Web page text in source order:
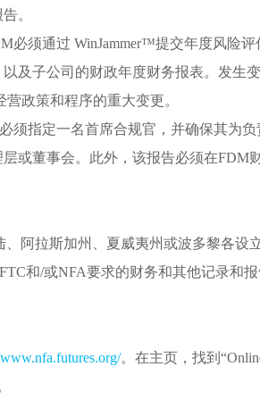
。
必须通过 WinJammer™提交年度风险
及子公司的财政年度财务报表。发生
政策和程序的重大变更。
须指定一名首席合规官，并确保其为
或董事会。此外，该报告必须在FDM
、阿拉斯加州、夏威夷州或波多黎各设
和/或NFA要求的财务和其他记录和
。在主页，找到